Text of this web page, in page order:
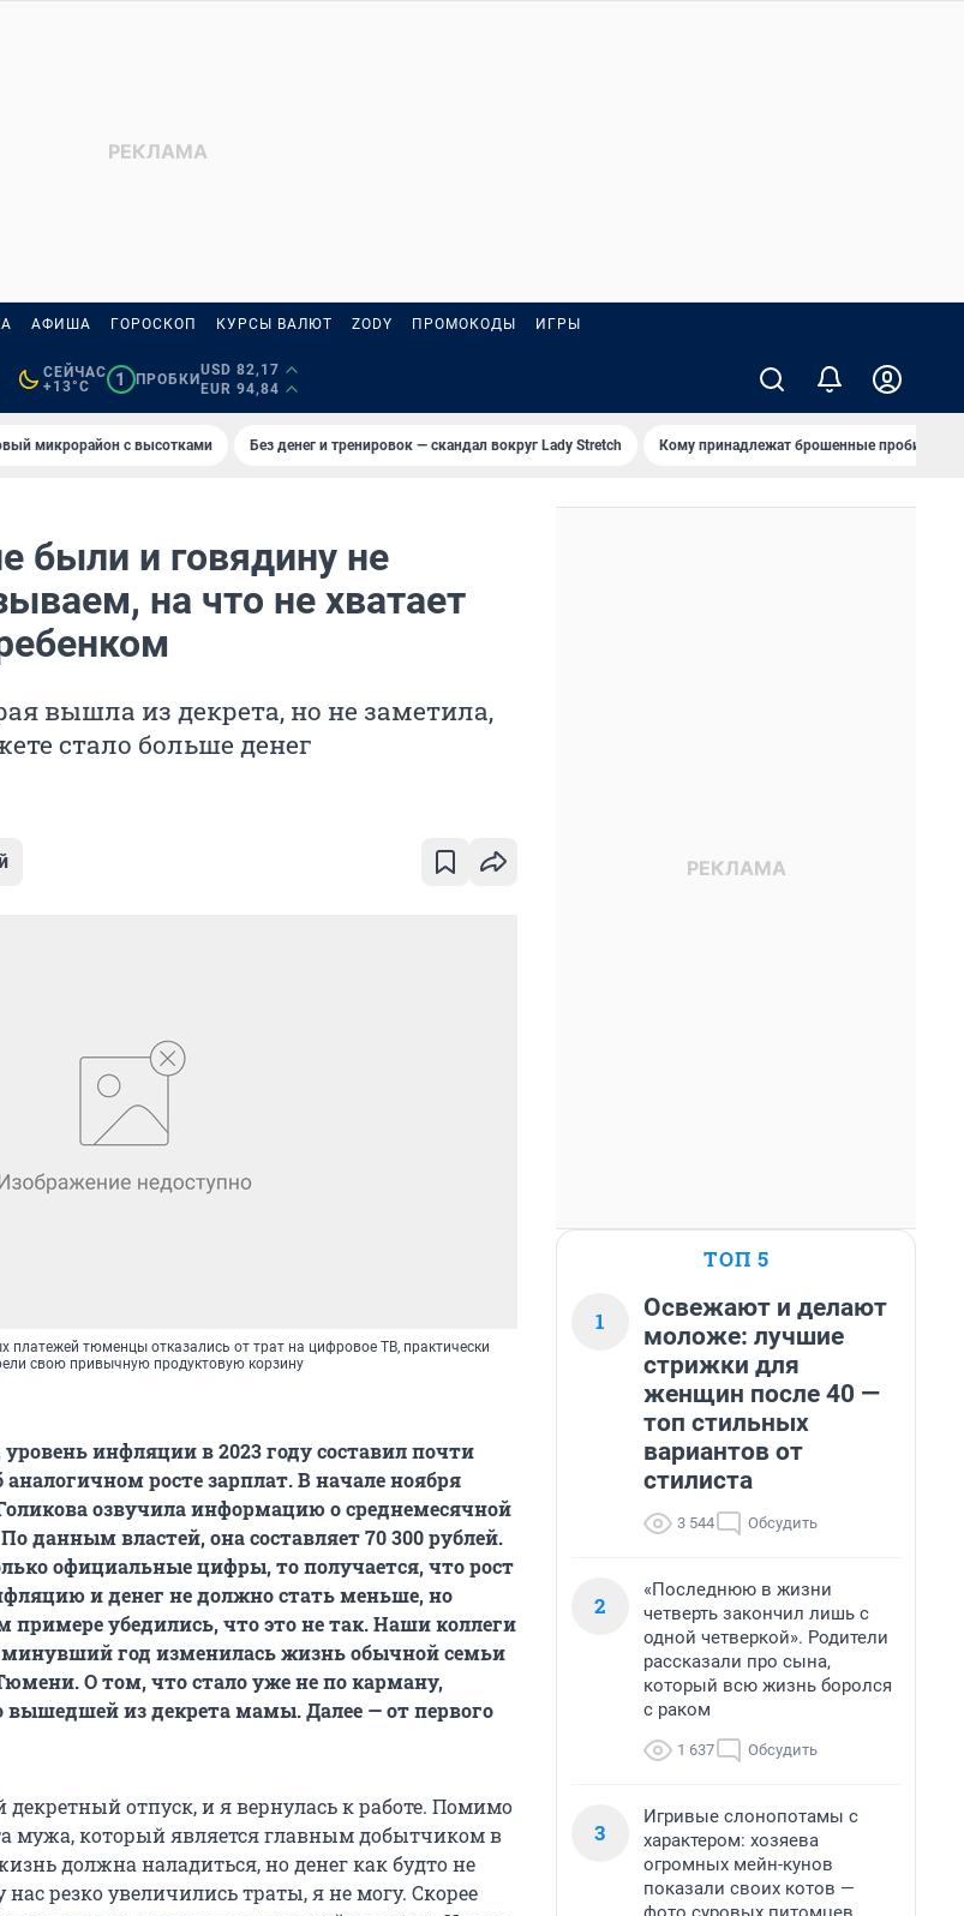
АФИША ГОРОСКОП КУРСЫ ВАЛЮТ ZODY ПРОМОКОДЫ ИГРЫ
СЕЙЧАС
+13°C
1 ПРОБКИ
USD 82,17
EUR 94,84
микрорайон с высотками Без денег и тренировок — скандал вокруг Lady Stretch Кому принадлежат брошенные пробирки?
были и говядину не
на что не хватает
вышла из декрета, но не заметила,
стало больше денег
платежей тюменцы отказались от трат на цифровое ТВ, практически
свою привычную продуктовую корзину
инфляции в 2023 году составил почти
росте зарплат. В начале ноября
озвучила информацию о среднемесячной
данным властей, она составляет 70 300 рублей.
официальные цифры, то получается, что рост
и денег не должно стать меньше, но
примере убедились, что это не так. Наши коллеги
минувший год изменилась жизнь обычной семьи
О том, что стало уже не по карману,
вышедшей из декрета мамы. Далее — от первого
декретный отпуск, и я вернулась к работе. Помимо
мужа, который является главным добытчиком в
должна наладиться, но денег как будто не
нас резко увеличились траты, я не могу. Скорее
ТОП 5
1
Освежают и делают
моложе: лучшие
стрижки для
женщин после 40 —
топ стильных
вариантов от
стилиста
3 544 Обсудить
2
«Последнюю в жизни
четверть закончил лишь с
одной четверкой». Родители
рассказали про сына,
который всю жизнь боролся
с раком
1 637 Обсудить
3
Игривые слонопотамы с
характером: хозяева
огромных мейн-кунов
показали своих котов —